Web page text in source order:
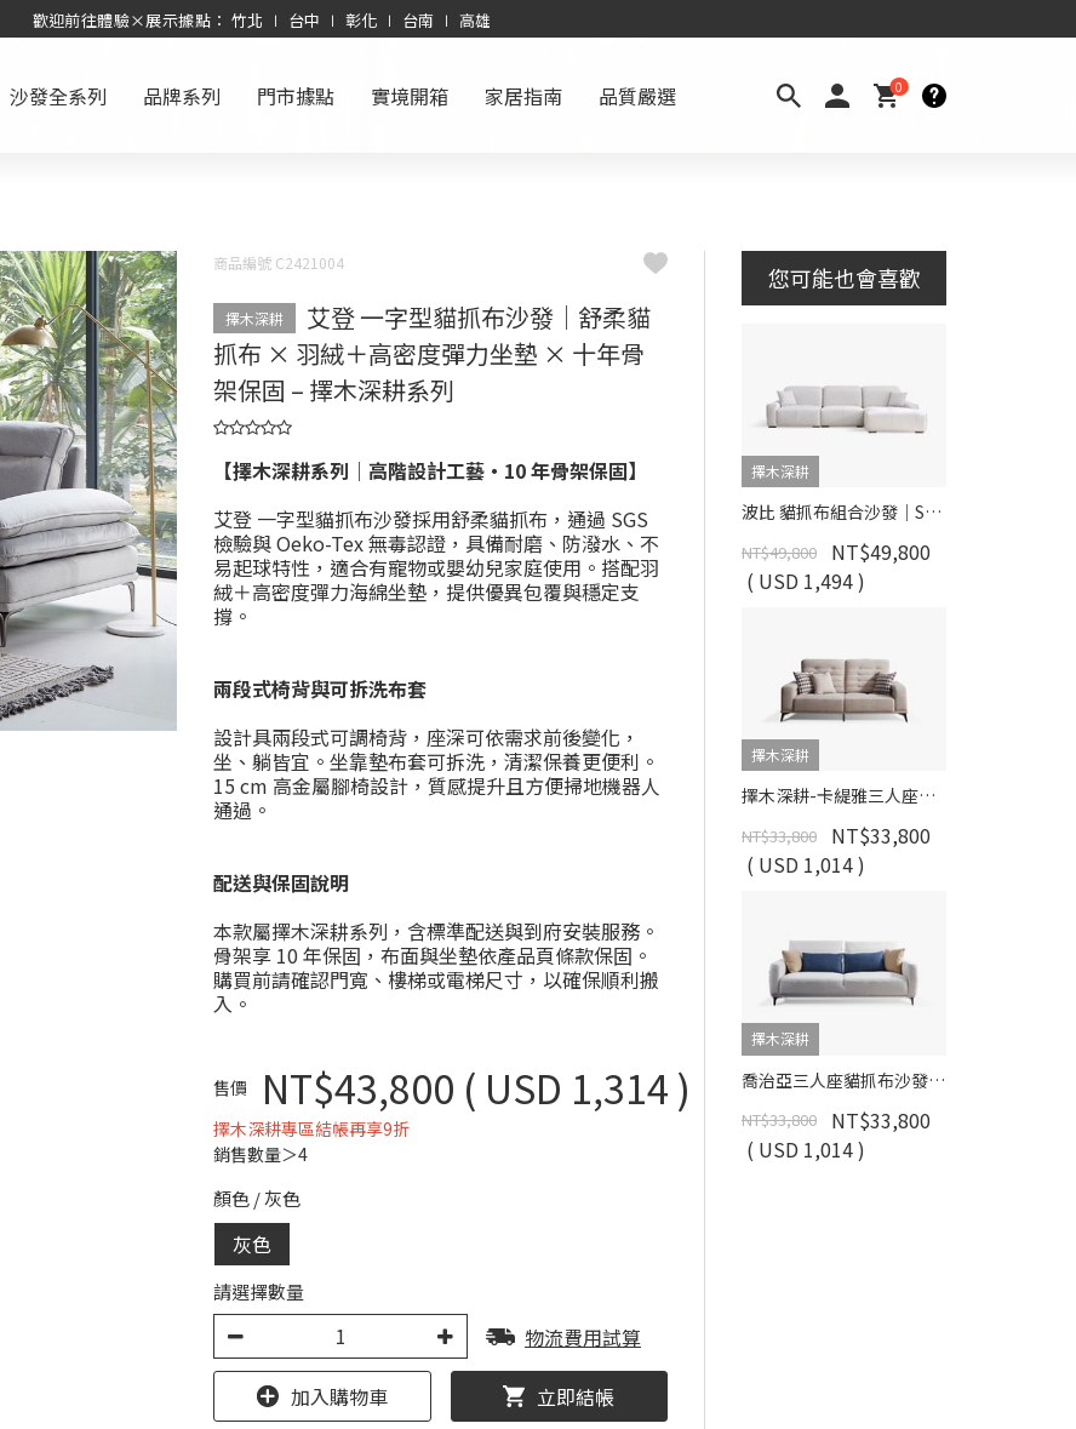
歡迎前往體驗×展示據點： 竹北 ∣ 台中 ∣ 彰化 ∣ 台南 ∣ 高雄
沙發全系列 品牌系列 門市據點 實境開箱 家居指南 品質嚴選 0
商品編號 C2421004
擇木深耕
艾登 一字型貓抓布沙發｜舒柔貓
抓布 × 羽絨＋高密度彈力坐墊 × 十年骨
架保固 – 擇木深耕系列
【擇木深耕系列｜高階設計工藝・10 年骨架保固】
艾登 一字型貓抓布沙發採用舒柔貓抓布，通過 SGS
檢驗與 Oeko-Tex 無毒認證，具備耐磨、防潑水、不
易起球特性，適合有寵物或嬰幼兒家庭使用。搭配羽
絨＋高密度彈力海綿坐墊，提供優異包覆與穩定支
撐。
兩段式椅背與可拆洗布套
設計具兩段式可調椅背，座深可依需求前後變化，
坐、躺皆宜。坐靠墊布套可拆洗，清潔保養更便利。
15 cm 高金屬腳椅設計，質感提升且方便掃地機器人
通過。
配送與保固說明
本款屬擇木深耕系列，含標準配送與到府安裝服務。
骨架享 10 年保固，布面與坐墊依產品頁條款保固。
購買前請確認門寬、樓梯或電梯尺寸，以確保順利搬
入。
售價 NT$43,800 ( USD 1,314 )
擇木深耕專區結帳再享9折
銷售數量＞4
顏色/灰色
灰色
請選擇數量
物流費用試算
加入購物車 立即結帳
您可能也會喜歡
擇木深耕
波比 貓抓布組合沙發｜SGS 檢驗 × 模組設計 × 防潑水耐磨
NT$49,800
NT$49,800
( USD 1,494 )
擇木深耕
擇木深耕-卡緹雅三人座貓抓布沙發
NT$33,800
NT$33,800
( USD 1,014 )
擇木深耕
喬治亞三人座貓抓布沙發｜可調椅背 × 深座設計 × 防潑水耐磨 × SGS貓抓布–擇木深耕
NT$33,800
NT$33,800
( USD 1,014 )